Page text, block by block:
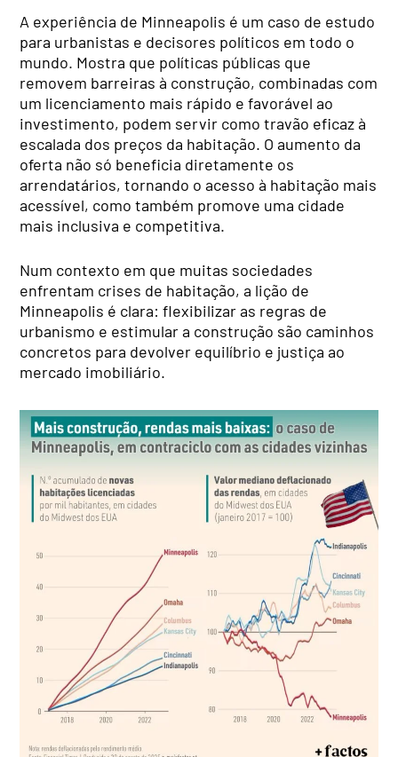
A experiência de Minneapolis é um caso de estudo
para urbanistas e decisores políticos em todo o
mundo. Mostra que políticas públicas que
removem barreiras à construção, combinadas com
um licenciamento mais rápido e favorável ao
investimento, podem servir como travão eficaz à
escalada dos preços da habitação. O aumento da
oferta não só beneficia diretamente os
arrendatários, tornando o acesso à habitação mais
acessível, como também promove uma cidade
mais inclusiva e competitiva.
Num contexto em que muitas sociedades
enfrentam crises de habitação, a lição de
Minneapolis é clara: flexibilizar as regras de
urbanismo e estimular a construção são caminhos
concretos para devolver equilíbrio e justiça ao
mercado imobiliário.